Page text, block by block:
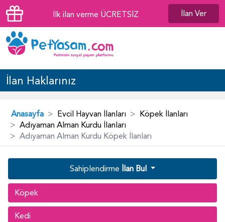
İlk ilan verme ÜCRETSİZ İlan Ver
İlan Haklarınız
Anasayfa Evcil Hayvan İlanları
Köpek İlanları
Adıyaman Alman Kurdu İlanları
Adıyaman Alman Kurdu Köpek İlanları
Sahiplendirme İlan Bul
Köpek
Kedi